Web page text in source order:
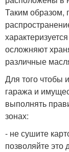
Таким образом,
осложняют
различные
Для того чтобы
гаража и
выполнять
зонах:
- не сушите
позволяйте это